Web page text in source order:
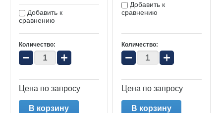
Добавить к
сравнению
Количество:
− +
Цена по запросу
В корзину
Добавить к
сравнению
Количество:
− +
Цена по запросу
В корзину